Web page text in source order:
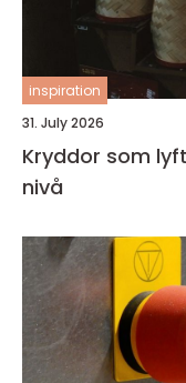
inspiration
31. July 2026
Kryddor som
nivå